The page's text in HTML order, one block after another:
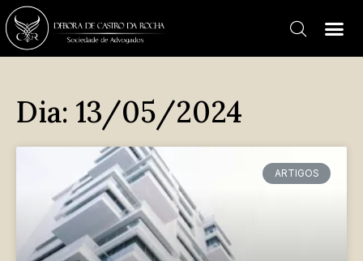
Dia: 13/05/2024
ARTIGOS